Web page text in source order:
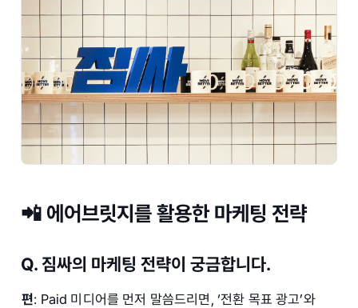
📲 에어브릿지를 활용한 마케팅 전략
Q. 짐싸의 마케팅 전략이 궁금합니다.
편: Paid 미디어를 먼저 말씀드리면, ‘전환 목표 광고’와